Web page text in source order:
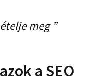
meg ”
a SEO